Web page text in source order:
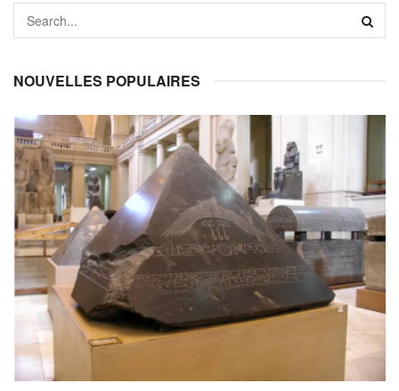
NOUVELLES POPULAIRES